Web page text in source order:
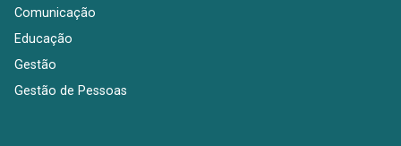
Comunicação
Educação
Gestão
Gestão de Pessoas